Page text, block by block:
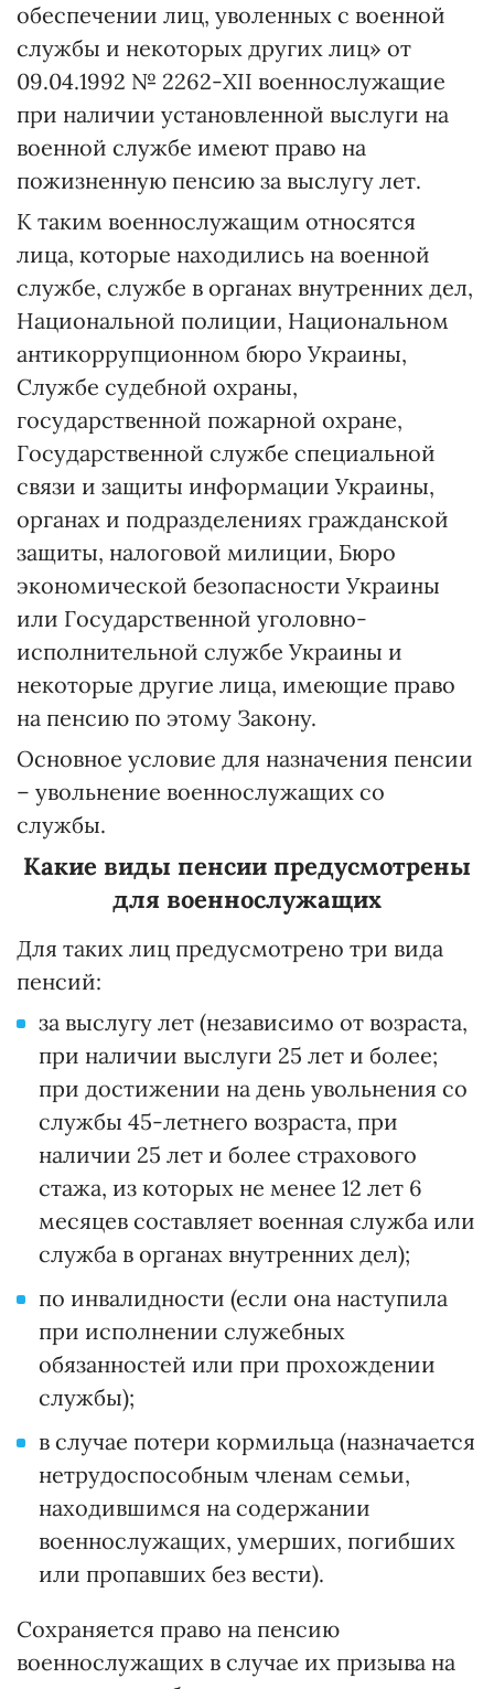
обеспечении лиц, уволенных с военной
службы и некоторых других лиц» от
09.04.1992 № 2262-XII военнослужащие
при наличии установленной выслуги на
военной службе имеют право на
пожизненную пенсию за выслугу лет.
К таким военнослужащим относятся
лица, которые находились на военной
службе, службе в органах внутренних дел,
Национальной полиции, Национальном
антикоррупционном бюро Украины,
Службе судебной охраны,
государственной пожарной охране,
Государственной службе специальной
связи и защиты информации Украины,
органах и подразделениях гражданской
защиты, налоговой милиции, Бюро
экономической безопасности Украины
или Государственной уголовно-
исполнительной службе Украины и
некоторые другие лица, имеющие право
на пенсию по этому Закону.
Основное условие для назначения пенсии
– увольнение военнослужащих со
службы.
Какие виды пенсии предусмотрены
для военнослужащих
Для таких лиц предусмотрено три вида
пенсий:
за выслугу лет (независимо от возраста,
при наличии выслуги 25 лет и более;
при достижении на день увольнения со
службы 45-летнего возраста, при
наличии 25 лет и более страхового
стажа, из которых не менее 12 лет 6
месяцев составляет военная служба или
служба в органах внутренних дел);
по инвалидности (если она наступила
при исполнении служебных
обязанностей или при прохождении
службы);
в случае потери кормильца (назначается
нетрудоспособным членам семьи,
находившимся на содержании
военнослужащих, умерших, погибших
или пропавших без вести).
Сохраняется право на пенсию
военнослужащих в случае их призыва на